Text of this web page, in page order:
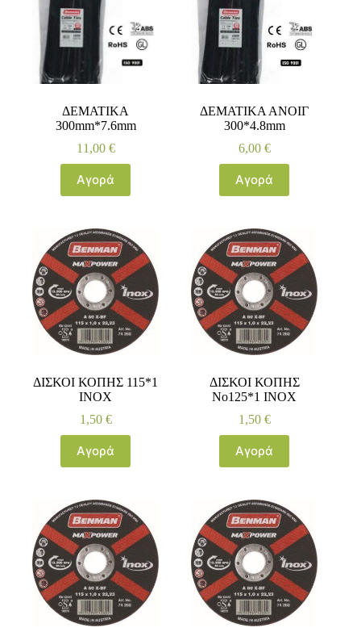
ΔΕΜΑΤΙΚΑ
300mm*7.6mm
11,00 €
Αγορά
ΔΕΜΑΤΙΚΑ ΑΝΟΙΓ
300*4.8mm
6,00 €
Αγορά
ΔΙΣΚΟΙ ΚΟΠΗΣ 115*1
ΙΝΟΧ
1,50 €
Αγορά
ΔΙΣΚΟΙ ΚΟΠΗΣ
No125*1 ΙΝΟΧ
1,50 €
Αγορά